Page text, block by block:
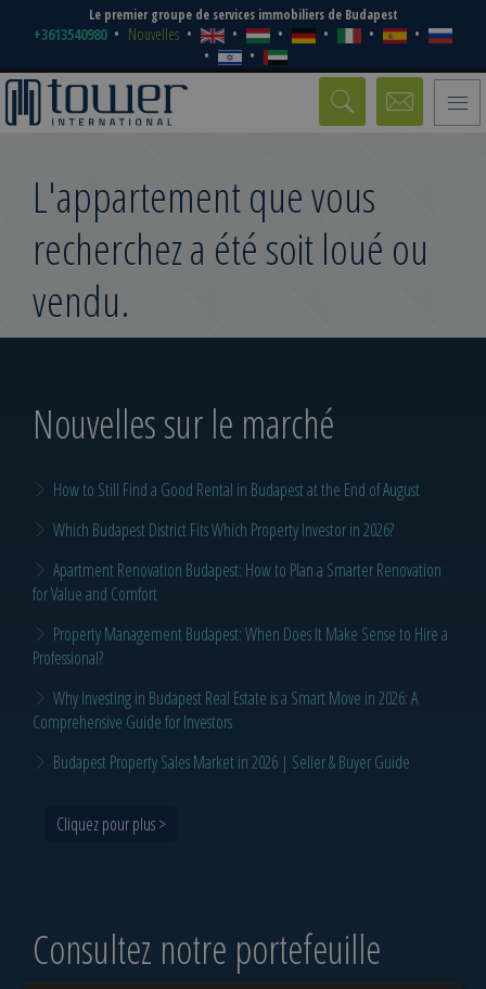
Le premier groupe de services immobiliers de Budapest
+3613540980 Nouvelles
Toggle
L'appartement que vous
recherchez a été soit loué ou
vendu.
Nouvelles sur le marché
How to Still Find a Good Rental in Budapest at the End of August
Which Budapest District Fits Which Property Investor in 2026?
Apartment Renovation Budapest: How to Plan a Smarter Renovation
for Value and Comfort
Property Management Budapest: When Does It Make Sense to Hire a
Professional?
Why Investing in Budapest Real Estate is a Smart Move in 2026: A
Comprehensive Guide for Investors
Budapest Property Sales Market in 2026 | Seller & Buyer Guide
Cliquez pour plus >
Consultez notre portefeuille